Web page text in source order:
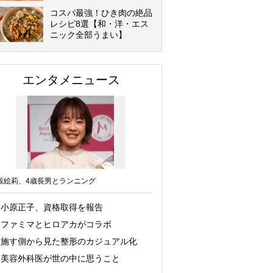
コスパ最強！ひき肉の絶品
レシピ8選【和・洋・エス
ニック全部うまい】
エンタメニュース
絵莉、4歳長男とランニング
小原正子、資格取得を報告
ファミマとヒロアカがコラボ
施す側から見た整形のカジュアル化
美容外科医が世の中に思うこと